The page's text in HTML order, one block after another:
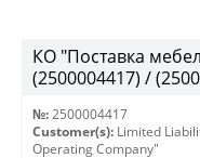
КО "Поставка
(2500004417) /
№: 2500004417
Customer(s): Limited
Operating Company"